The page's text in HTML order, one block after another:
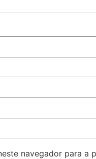
navegador para a